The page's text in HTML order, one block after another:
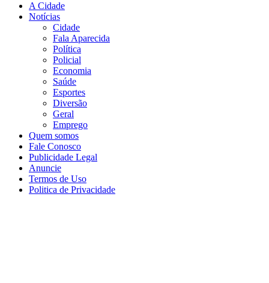
A Cidade
Notícias
Cidade
Fala Aparecida
Política
Policial
Economia
Saúde
Esportes
Diversão
Geral
Emprego
Quem somos
Fale Conosco
Publicidade Legal
Anuncie
Termos de Uso
Politica de Privacidade